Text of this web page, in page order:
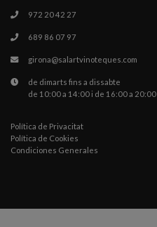
972 20 42 27
689 86 07 97
girona@salartvinoteques.com
de dimarts fins a dissabte
de 10:00 a 14:00 i de 16:00 a 20:00
Política de Privacitat
Política de Cookies
Condiciones Generales